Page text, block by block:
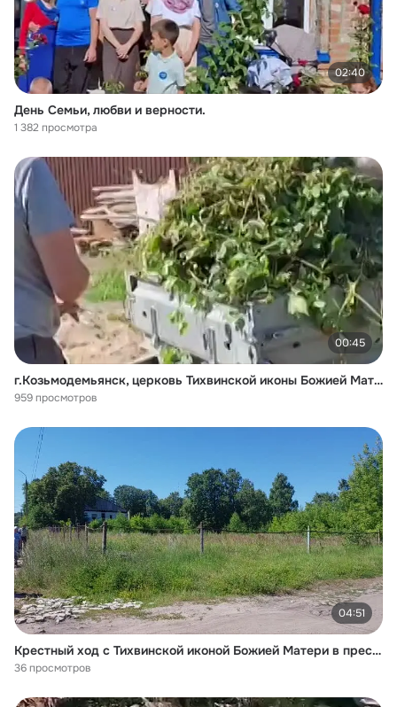
02:40
День Семьи, любви и верности.
1 382 просмотра
00:45
г.Козьмодемьянск, церковь Тихвинской иконы Божией Матери. 31.08.2024
959 просмотров
04:51
Крестный ход с Тихвинской иконой Божией Матери в престольный праздник Тихвинского Храма. 09.07.2024.
36 просмотров